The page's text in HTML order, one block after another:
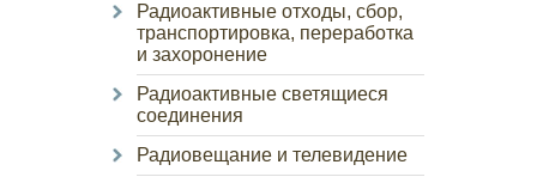
Радиоактивные отходы, сбор,
транспортировка, переработка
и захоронение
Радиоактивные светящиеся
соединения
Радиовещание и телевидение